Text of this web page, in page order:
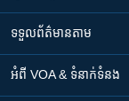
ទទួល​ព័ត៌មាន​តាម
អំពី​ VOA & ទំនាក់ទំនង